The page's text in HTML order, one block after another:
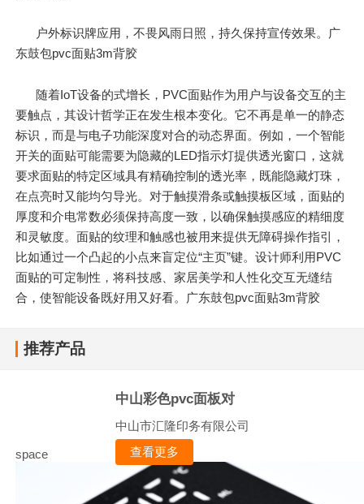
户外标识牌应用，不畏风雨日照，持久保持宣传效果。广
东鼓包pvc面贴3m背胶
随着IoT设备的式增长，PVC面贴作为用户与设备交互的主
要触点，其设计哲学正在发生根本变化。它不再是单一的静态
标识，而是与电子功能深度对合的动态界面。例如，一个智能
开关的面贴可能需要为隐藏的LED指示灯提供透光窗口，这就
要求面贴的特定区域具有精确控制的透光率，既能隐藏灯珠，
在点亮时又能均匀导光。对于触摸滑条或触摸板区域，面贴的
厚度和介电常数必须保持高度一致，以确保触摸感应的精细度
和灵敏度。面贴的纹理和触感也被用来提供无障碍操作指引，
比如通过一个凸起的小点来盲定位“主页”键。设计师利用PVC
面贴的可定制性，将科技感、家居美学和人性化交互无缝结
合，使智能设备既好用又好看。广东鼓包pvc面贴3m背胶
推荐产品
space
中山彩色pvc面板对
中山市汇隆印务有限公司
查看更多